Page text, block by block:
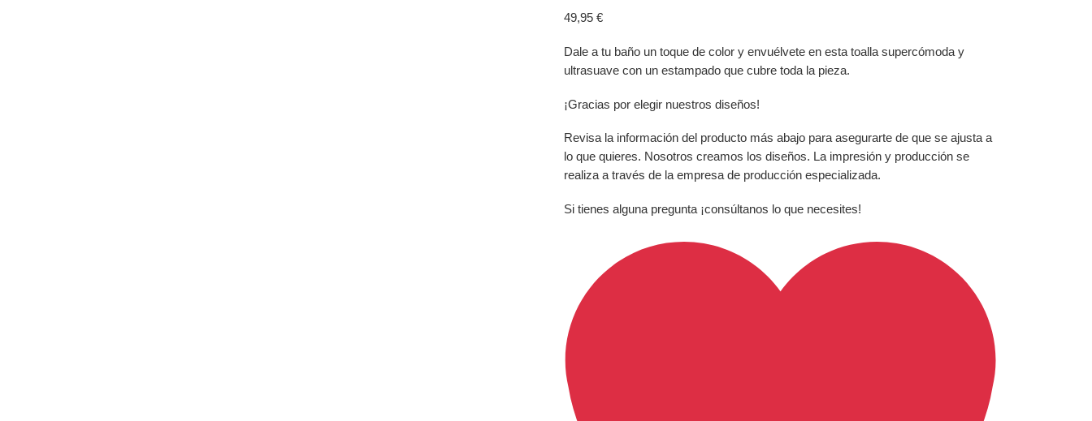
49,95€
Dale a tu baño un toque de color y envuélvete en esta toalla supercómoda y
ultrasuave con un estampado que cubre toda la pieza.
¡Gracias por elegir nuestros diseños!
Revisa la información del producto más abajo para asegurarte de que se ajusta a
lo que quieres. Nosotros creamos los diseños. La impresión y producción se
realiza a través de la empresa de producción especializada.
Si tienes alguna pregunta ¡consúltanos lo que necesites!